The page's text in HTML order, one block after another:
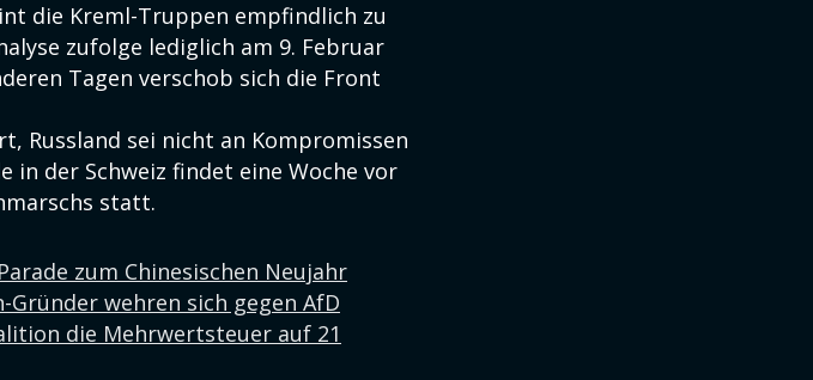
die Kreml-Truppen empfindlich zu
zufolge lediglich am 9. Februar
Tagen verschob sich die Front
Russland sei nicht an Kompromissen
in der Schweiz findet eine Woche vor
statt.
zum Chinesischen Neujahr
wehren sich gegen AfD
die Mehrwertsteuer auf 21